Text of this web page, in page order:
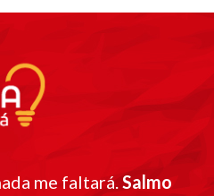
me faltará.Salmo